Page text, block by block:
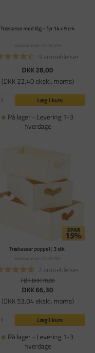
Trækasse med låg - fyr 14 x 9 cm
Varenummer: CC-54439
9 anmeldelser
DKK 28,00
(DKK 22,40 ekskl. moms)
Læg i kurv
På lager - Levering 1-3
hverdage
Trækasser poppel | 3 stk.
Varenummer: CC-57767
2 anmeldelser
FØR DKK 78,00
DKK 66,30
(DKK 53,04 ekskl. moms)
Læg i kurv
På lager - Levering 1-3
hverdage